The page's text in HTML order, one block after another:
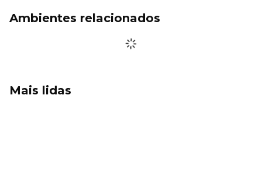
Ambientes relacionados
Mais lidas